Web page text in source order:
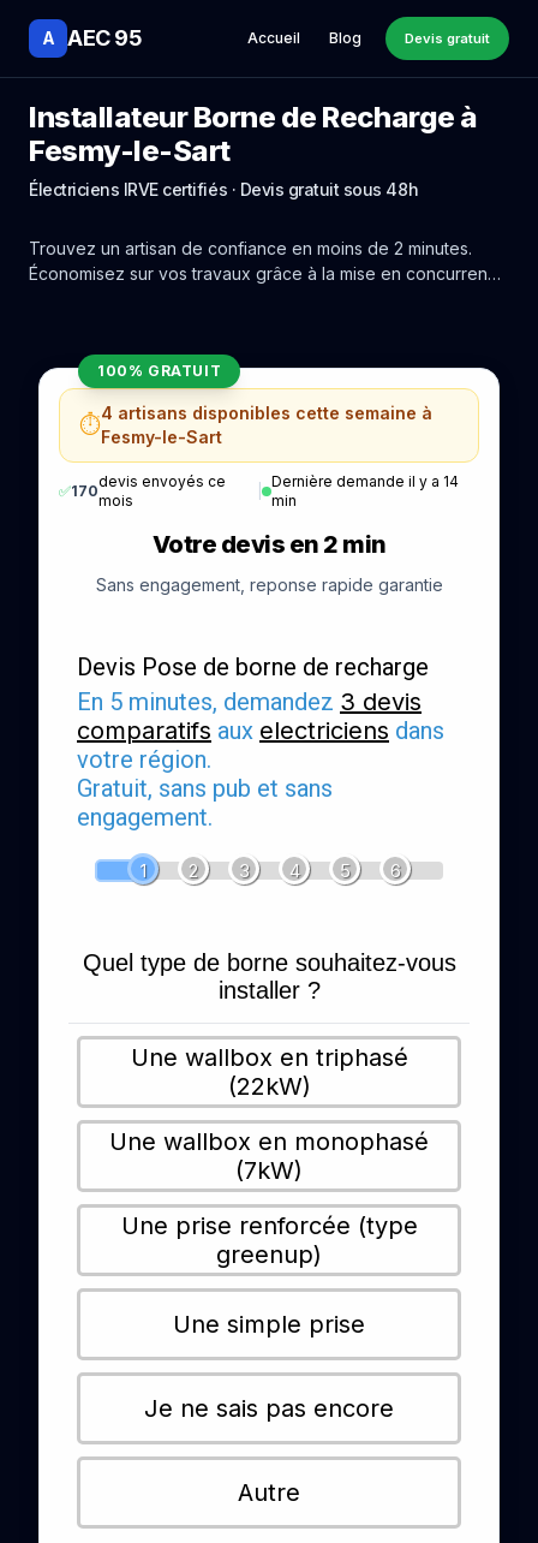
A AEC 95 Accueil Blog Devis gratuit
Installateur Borne de Recharge à
Fesmy-le-Sart
Électriciens IRVE certifiés · Devis gratuit sous 48h
Trouvez un artisan de confiance en moins de 2 minutes.
Économisez sur vos travaux grâce à la mise en concurrence
100% GRATUIT
⏱️4 artisans disponibles cette semaine à
Fesmy-le-Sart
✅170
devis envoyés ce
mois
Dernière demande il y a 14
min
Votre devis en 2 min
Sans engagement, reponse rapide garantie
Devis Pose de borne de recharge
En 5 minutes, demandez 3 devis
comparatifs aux electriciens dans
votre région.
Gratuit, sans pub et sans
engagement.
1 2 3 4 5 6
Quel type de borne souhaitez-vous
installer ?
Une wallbox en triphasé
(22kW)
Une wallbox en monophasé
(7kW)
Une prise renforcée (type
greenup)
Une simple prise
Je ne sais pas encore
Autre